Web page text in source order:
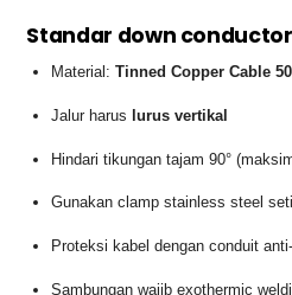
Standar down
Material:Tinned Copper Cable
Jalur harus lurus vertikal
Hindari tikungan tajam 90°
Gunakan clamp stainless steel
Proteksi kabel dengan conduit
Sambungan wajib exothermic